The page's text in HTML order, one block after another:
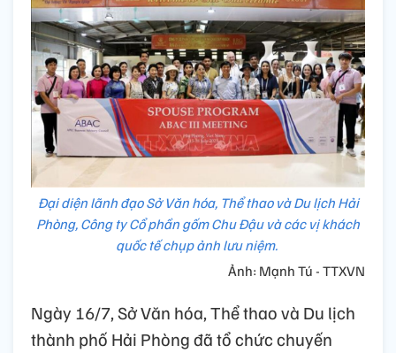
Đại diện lãnh đạo Sở Văn hóa, Thể thao và Du lịch Hải
Phòng, Công ty Cổ phần gốm Chu Đậu và các vị khách
quốc tế chụp ảnh lưu niệm.
Ảnh: Mạnh Tú - TTXVN
Ngày 16/7, Sở Văn hóa, Thể thao và Du lịch
thành phố Hải Phòng đã tổ chức chuyến